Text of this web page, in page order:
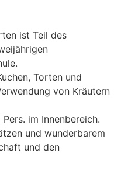
ist Teil des
Torten und
von Kräutern
im Innenbereich.
und wunderbarem
und den